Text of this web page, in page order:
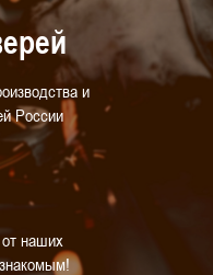
и
России
наших